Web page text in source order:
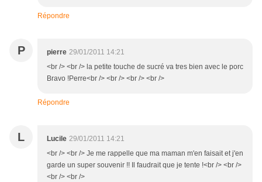
Répondre
P pierre 29/01/2011 14:21
<br /> <br /> la petite touche de sucré va tres bien avec le porc
Bravo !Perre<br /> <br /> <br /> <br />
Répondre
L Lucile 29/01/2011 14:21
<br /> <br /> Je me rappelle que ma maman m'en faisait et j'en
garde un super souvenir !! Il faudrait que je tente !<br /> <br />
<br /> <br />